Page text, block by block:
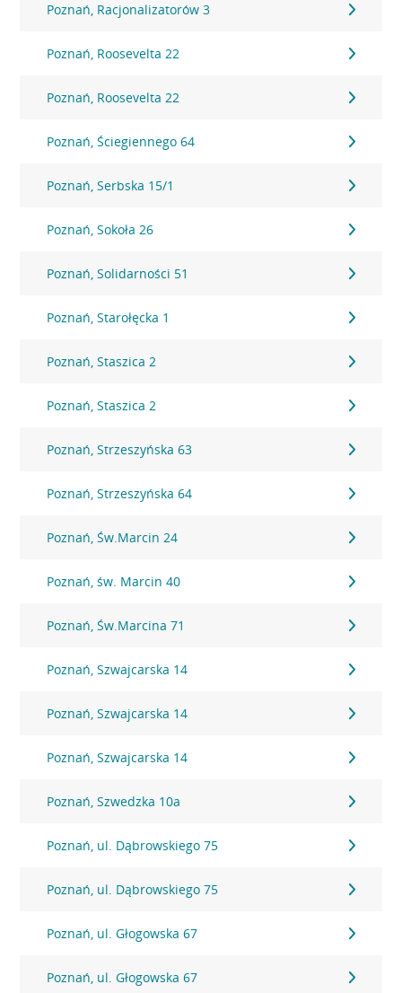
Poznań, Racjonalizatorów 3
Poznań, Roosevelta 22
Poznań, Roosevelta 22
Poznań, Ściegiennego 64
Poznań, Serbska 15/1
Poznań, Sokoła 26
Poznań, Solidarności 51
Poznań, Starołęcka 1
Poznań, Staszica 2
Poznań, Staszica 2
Poznań, Strzeszyńska 63
Poznań, Strzeszyńska 64
Poznań, Św.Marcin 24
Poznań, św. Marcin 40
Poznań, Św.Marcina 71
Poznań, Szwajcarska 14
Poznań, Szwajcarska 14
Poznań, Szwajcarska 14
Poznań, Szwedzka 10a
Poznań, ul. Dąbrowskiego 75
Poznań, ul. Dąbrowskiego 75
Poznań, ul. Głogowska 67
Poznań, ul. Głogowska 67